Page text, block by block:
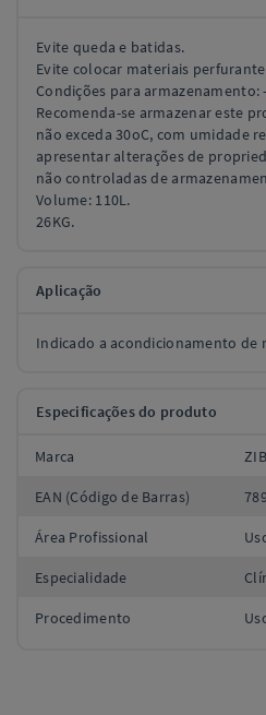
Evite queda e batidas.
Evite colocar materiais
Condições para armazenamento: -
Recomenda-se armazenar este
não exceda 30oC, com umidade
apresentar alterações de
não controladas de
Volume: 110L.
26KG.
Aplicação
Indicado a acondicionamento de
Especificações do produto
Marca
EAN (Código de Barras)
Área Profissional
Especialidade
Procedimento